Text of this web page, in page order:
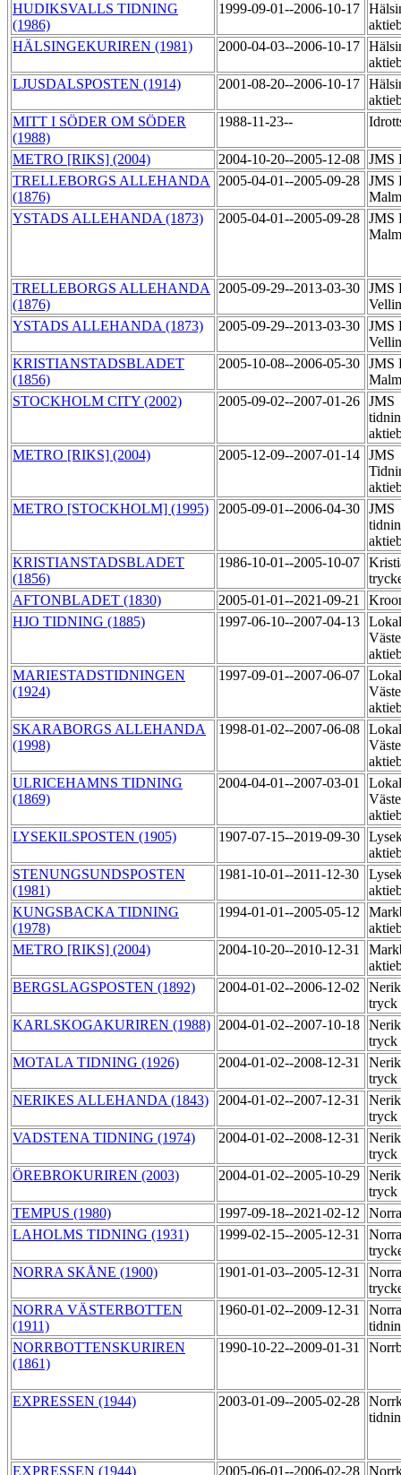
HUDIKSVALLS TIDNING
(1986)
1999-09-01--2006-10-17
HÄLSINGEKURIREN (1981)
2000-04-03--2006-10-17
LJUSDALSPOSTEN (1914)
2001-08-20--2006-10-17
MITT I SÖDER OM SÖDER
(1988)
1988-11-23--
METRO [RIKS] (2004) 2004-10-20--2005-12-08 JMS
TRELLEBORGS ALLEHANDA
(1876)
2005-04-01--2005-09-28 JMS
YSTADS ALLEHANDA (1873)
2005-04-01--2005-09-28 JMS
TRELLEBORGS ALLEHANDA
(1876)
2005-09-29--2013-03-30 JMS
YSTADS ALLEHANDA (1873)
2005-09-29--2013-03-30 JMS
KRISTIANSTADSBLADET
(1856)
2005-10-08--2006-05-30 JMS
STOCKHOLM CITY (2002)
2005-09-02--2007-01-26 JMS
METRO [RIKS] (2004)
2005-12-09--2007-01-14 JMS
METRO [STOCKHOLM] (1995)
2005-09-01--2006-04-30 JMS
KRISTIANSTADSBLADET
(1856)
1986-10-01--2005-10-07
AFTONBLADET (1830)
2005-01-01--2021-09-21
HJO TIDNING (1885)
1997-06-10--2007-04-13
MARIESTADSTIDNINGEN
(1924)
1997-09-01--2007-06-07
SKARABORGS ALLEHANDA
(1998)
1998-01-02--2007-06-08
ULRICEHAMNS TIDNING
(1869)
2004-04-01--2007-03-01
LYSEKILSPOSTEN (1905)
1907-07-15--2019-09-30
STENUNGSUNDSPOSTEN
(1981)
1981-10-01--2011-12-30
KUNGSBACKA TIDNING
(1978)
1994-01-01--2005-05-12
METRO [RIKS] (2004)
2004-10-20--2010-12-31
BERGSLAGSPOSTEN (1892)
2004-01-02--2006-12-02
tryck
KARLSKOGAKURIREN (1988) 2004-01-02--2007-10-18
tryck
MOTALA TIDNING (1926)
2004-01-02--2008-12-31
tryck
NERIKES ALLEHANDA (1843)
2004-01-02--2007-12-31
tryck
VADSTENA TIDNING (1974)
2004-01-02--2008-12-31
tryck
ÖREBROKURIREN (2003)
2004-01-02--2005-10-29
tryck
TEMPUS (1980)
1997-09-18--2021-02-12
LAHOLMS TIDNING (1931)
1999-02-15--2005-12-31
NORRA SKÅNE (1900)
1901-01-03--2005-12-31
NORRA VÄSTERBOTTEN
(1911)
1960-01-02--2009-12-31
NORRBOTTENSKURIREN
(1861)
1990-10-22--2009-01-31
EXPRESSEN (1944) 2003-01-09--2005-02-28
EXPRESSEN (1944) 2005-06-01--2006-02-28